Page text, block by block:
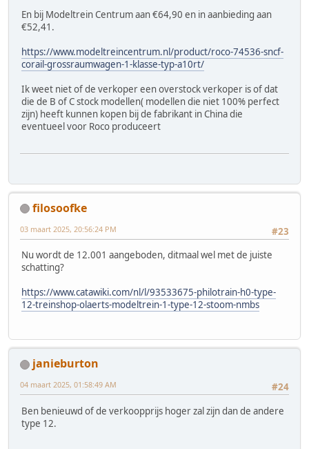
En bij Modeltrein Centrum aan €64,90 en in aanbieding aan
€52,41.
https://www.modeltreincentrum.nl/product/roco-74536-sncf-
corail-grossraumwagen-1-klasse-typ-a10rt/
Ik weet niet of de verkoper een overstock verkoper is of dat
die de B of C stock modellen( modellen die niet 100% perfect
zijn) heeft kunnen kopen bij de fabrikant in China die
eventueel voor Roco produceert
filosoofke
#23
03 maart 2025, 20:56:24 PM
Nu wordt de 12.001 aangeboden, ditmaal wel met de juiste
schatting?
https://www.catawiki.com/nl/l/93533675-philotrain-h0-type-
12-treinshop-olaerts-modeltrein-1-type-12-stoom-nmbs
janieburton
#24
04 maart 2025, 01:58:49 AM
Ben benieuwd of de verkoopprijs hoger zal zijn dan de andere
type 12.